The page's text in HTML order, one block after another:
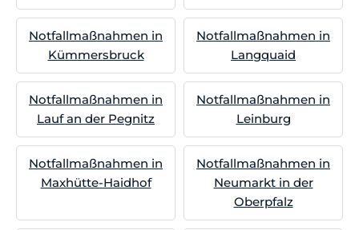
Notfallmaßnahmen in
Kümmersbruck
Notfallmaßnahmen in
Langquaid
Notfallmaßnahmen in
Lauf an der Pegnitz
Notfallmaßnahmen in
Leinburg
Notfallmaßnahmen in
Maxhütte-Haidhof
Notfallmaßnahmen in
Neumarkt in der
Oberpfalz